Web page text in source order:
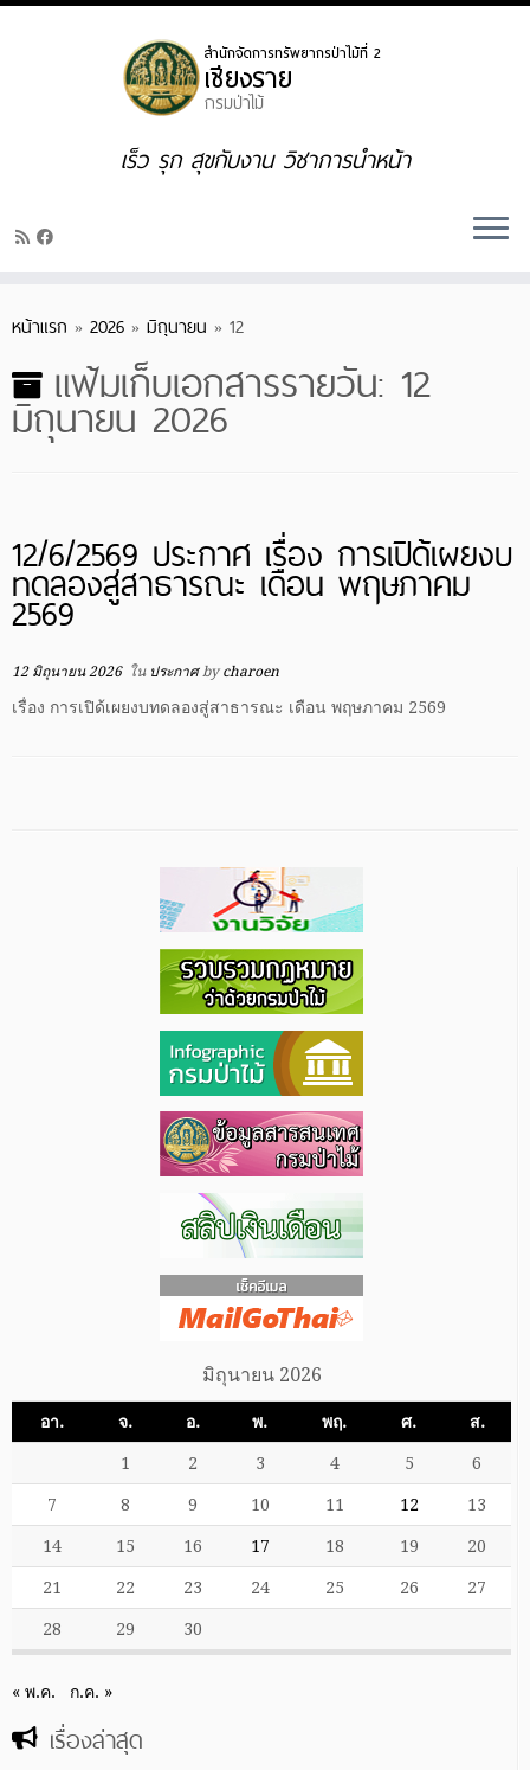
Skip
เร็ว รุก สุขกับงาน วิชาการนำหน้า
หน้าแรก » 2026 » มิถุนายน » 12
แฟ้มเก็บเอกสารรายวัน: 12
มิถุนายน 2026
12/6/2569 ประกาศ เรื่อง การเปิด้เผยงบ
ทดลองสู่สาธารณะ เดือน พฤษภาคม
2569
12 มิถุนายน 2026ใน ประกาศbycharoen
เรื่อง การเปิด้เผยงบทดลองสู่สาธารณะ เดือน พฤษภาคม 2569
มิถุนายน 2026
อา. จ. อ. พ. พฤ. ศ. ส.
1 2 3 4 5 6
7 8 9 10 11 12 13
14 15 16 17 18 19 20
21 22 23 24 25 26 27
28 29 30
« พ.ค. ก.ค. »
เรื่องล่าสุด